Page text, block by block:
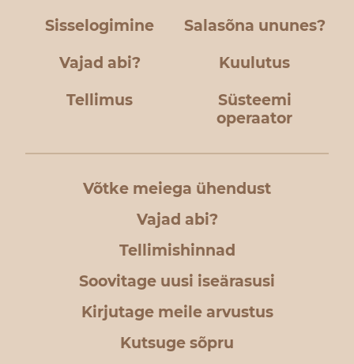
Sisselogimine Salasõna ununes?
Vajad abi? Kuulutus
Tellimus
Süsteemi
operaator
Võtke meiega ühendust
Vajad abi?
Tellimishinnad
Soovitage uusi iseärasusi
Kirjutage meile arvustus
Kutsuge sõpru